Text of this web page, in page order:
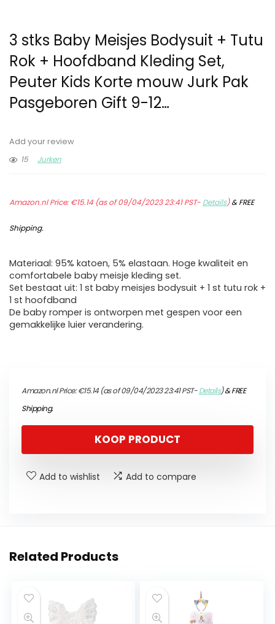
3 stks Baby Meisjes Bodysuit + Tutu
Rok + Hoofdband Kleding Set,
Peuter Kids Korte mouw Jurk Pak
Pasgeboren Gift 9-12…
Add your review
15
Jurken
Amazon.nl Price:€15.14 (as of 09/04/2023 23:41 PST- Details)&FREE
Shipping.
Materiaal: 95% katoen, 5% elastaan. Hoge kwaliteit en
comfortabele baby meisje kleding set.
Set bestaat uit: 1 st baby meisjes bodysuit + 1 st tutu rok +
1 st hoofdband
De baby romper is ontworpen met gespen voor een
gemakkelijke luier verandering.
Amazon.nl Price:€15.14(as of 09/04/2023 23:41 PST-Details)&FREE
Shipping.
KOOP PRODUCT
Add to wishlist Add to compare
Related Products